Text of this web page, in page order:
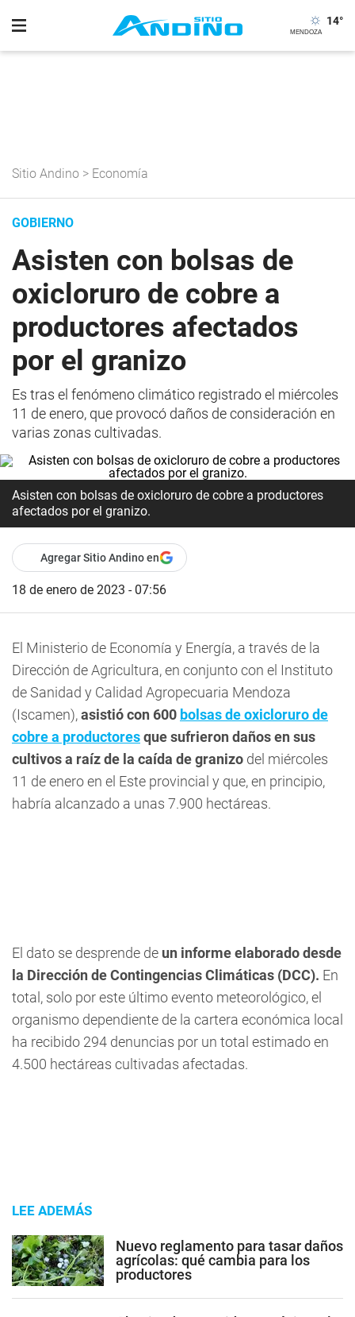
14°
Sitio Andino > Economía
GOBIERNO
Asisten con bolsas de
oxicloruro de cobre a
productores afectados
por el granizo
Es tras el fenómeno climático registrado el miércoles
11 de enero, que provocó daños de consideración en
varias zonas cultivadas.
Asisten con bolsas de oxicloruro de cobre a productores
afectados por el granizo.
Agregar Sitio Andino en
18 de enero de 2023 - 07:56
El Ministerio de Economía y Energía, a través de la
Dirección de Agricultura, en conjunto con el Instituto
de Sanidad y Calidad Agropecuaria Mendoza
(Iscamen),asistió con 600 bolsas de oxicloruro de
cobre a productoresque sufrieron daños en sus
cultivos a raíz de la caída de granizo del miércoles
11 de enero en el Este provincial y que, en principio,
habría alcanzado a unas 7.900 hectáreas.
El dato se desprende de un informe elaborado desde
la Dirección de Contingencias Climáticas (DCC). En
total, solo por este último evento meteorológico, el
organismo dependiente de la cartera económica local
ha recibido 294 denuncias por un total estimado en
4.500 hectáreas cultivadas afectadas.
LEE ADEMÁS
Nuevo reglamento para tasar daños
agrícolas: qué cambia para los
productores